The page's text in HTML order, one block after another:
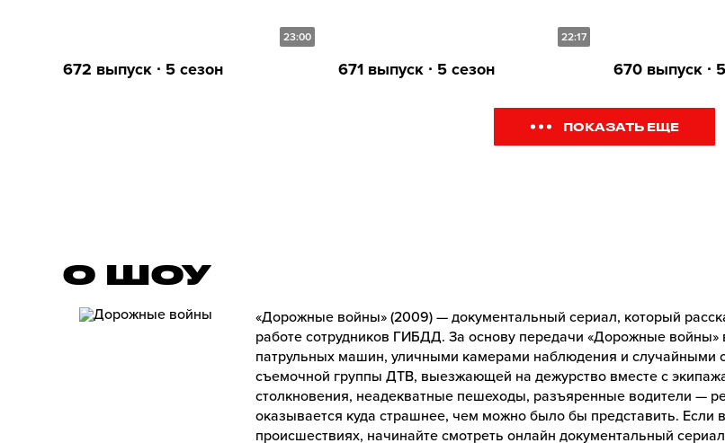
23:00
672 выпуск ∙ 5 сезон
22:17
671 выпуск ∙ 5 сезон 670 выпуск ∙
ПОКАЗАТЬ ЕЩЕ
О ШОУ
«Дорожные войны» (2009) — документальный сериал, который
работе сотрудников ГИБДД. За основу передачи «Дорожные
патрульных машин, уличными камерами наблюдения и случайными
съемочной группы ДТВ, выезжающей на дежурство вместе с
столкновения, неадекватные пешеходы, разъяренные водители —
оказывается куда страшнее, чем можно было бы представить. Если
происшествиях, начинайте смотреть онлайн документальный